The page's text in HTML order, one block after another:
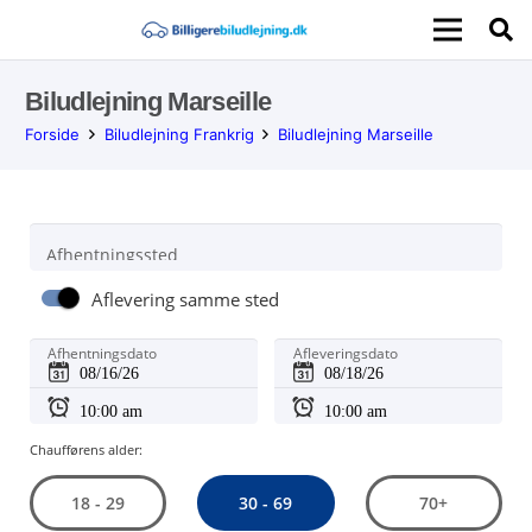
Biludlejning Marseille
Forside Biludlejning Frankrig Biludlejning Marseille
Afhentningssted
Aflevering samme sted
Afhentningsdato Afleveringsdato
Chaufførens alder:
18 - 29 30 - 69 70+